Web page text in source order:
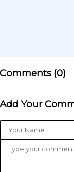
Comments (0)
Add Your